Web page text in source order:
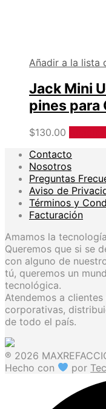
Añadir a la lista
Jack Mini
pines para
$130.00
Contacto
Nosotros
Preguntas
Aviso de
Términos y
Facturación
Amamos la
Queremos que si se
con alguno de
tú, queremos un
tecnológica.
Atendemos a
corporativas,
de todo el país.
® 2026
Hecho con
por